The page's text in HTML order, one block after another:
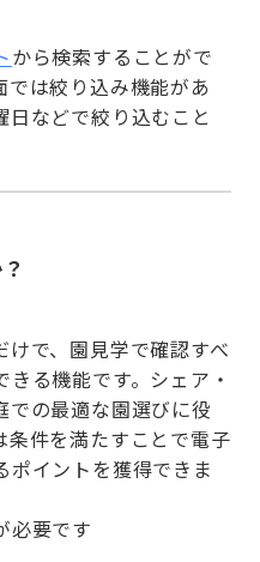
から検索することがで
では絞り込み機能があ
日などで絞り込むこと
で、園見学で確認すべ
る機能です。シェア・
での最適な園選びに役
条件を満たすことで電子
ポイントを獲得できま
必要です